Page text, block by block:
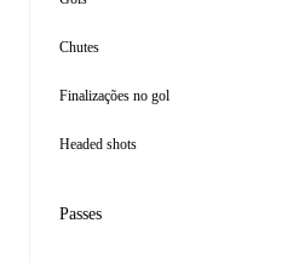
Chutes
Finalizações no gol
Headed shots
Passes